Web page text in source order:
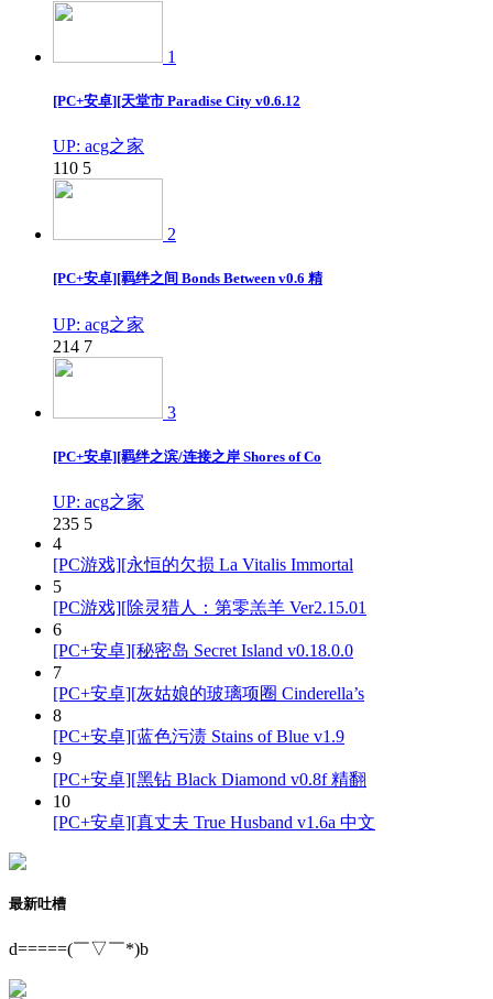
1
[PC+安卓][天堂市 Paradise City v0.6.12
UP: acg之家
110 5
2
[PC+安卓][羁绊之间 Bonds Between v0.6 精
UP: acg之家
214 7
3
[PC+安卓][羁绊之滨/连接之岸 Shores of Co
UP: acg之家
235 5
4
[PC游戏][永恒的欠损 La Vitalis Immortal
5
[PC游戏][除灵猎人：第零羔羊 Ver2.15.01
6
[PC+安卓][秘密岛 Secret Island v0.18.0.0
7
[PC+安卓][灰姑娘的玻璃项圈 Cinderella’s
8
[PC+安卓][蓝色污渍 Stains of Blue v1.9
9
[PC+安卓][黑钻 Black Diamond v0.8f 精翻
10
[PC+安卓][真丈夫 True Husband v1.6a 中文
最新吐槽
d=====(￣▽￣*)b